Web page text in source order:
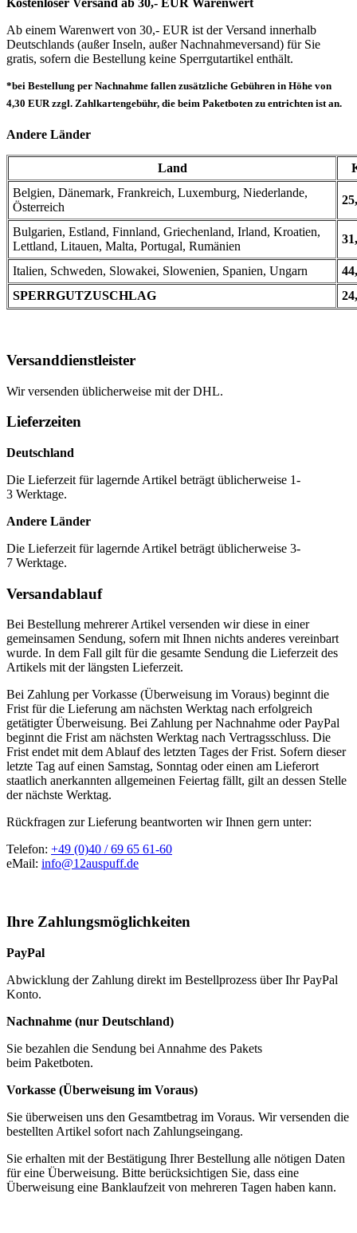
Kostenloser Versand ab 30,- EUR Warenwert
Ab einem Warenwert von 30,- EUR ist der Versand innerhalb
Deutschlands (außer Inseln, außer Nachnahmeversand) für Sie
gratis, sofern die Bestellung keine Sperrgutartikel enthält.
*bei Bestellung per Nachnahme fallen zusätzliche Gebühren in Höhe von
4,30 EUR zzgl. Zahlkartengebühr, die beim Paketboten zu entrichten ist an.
Andere Länder
Land
Belgien, Dänemark, Frankreich, Luxemburg, Niederlande,
Österreich
Bulgarien, Estland, Finnland, Griechenland, Irland, Kroatien,
Lettland, Litauen, Malta, Portugal, Rumänien
Italien, Schweden, Slowakei, Slowenien, Spanien, Ungarn
SPERRGUTZUSCHLAG
Versanddienstleister
Wir versenden üblicherweise mit der DHL.
Lieferzeiten
Deutschland
Die Lieferzeit für lagernde Artikel beträgt üblicherweise 1-
3 Werktage.
Andere Länder
Die Lieferzeit für lagernde Artikel beträgt üblicherweise 3-
7 Werktage.
Versandablauf
Bei Bestellung mehrerer Artikel versenden wir diese in einer
gemeinsamen Sendung, sofern mit Ihnen nichts anderes vereinbart
wurde. In dem Fall gilt für die gesamte Sendung die Lieferzeit des
Artikels mit der längsten Lieferzeit.
Bei Zahlung per Vorkasse (Überweisung im Voraus) beginnt die
Frist für die Lieferung am nächsten Werktag nach erfolgreich
getätigter Überweisung. Bei Zahlung per Nachnahme oder PayPal
beginnt die Frist am nächsten Werktag nach Vertragsschluss. Die
Frist endet mit dem Ablauf des letzten Tages der Frist. Sofern dieser
letzte Tag auf einen Samstag, Sonntag oder einen am Lieferort
staatlich anerkannten allgemeinen Feiertag fällt, gilt an dessen Stelle
der nächste Werktag.
Rückfragen zur Lieferung beantworten wir Ihnen gern unter:
Telefon: +49 (0)40 / 69 65 61-60
eMail: info@12auspuff.de
Ihre Zahlungsmöglichkeiten
PayPal
Abwicklung der Zahlung direkt im Bestellprozess über Ihr PayPal
Konto.
Nachnahme (nur Deutschland)
Sie bezahlen die Sendung bei Annahme des Pakets
beim Paketboten.
Vorkasse (Überweisung im Voraus)
Sie überweisen uns den Gesamtbetrag im Voraus. Wir versenden die
bestellten Artikel sofort nach Zahlungseingang.
Sie erhalten mit der Bestätigung Ihrer Bestellung alle nötigen Daten
für eine Überweisung. Bitte berücksichtigen Sie, dass eine
Überweisung eine Banklaufzeit von mehreren Tagen haben kann.